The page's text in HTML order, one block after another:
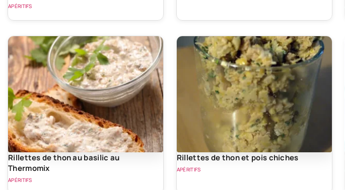
APÉRITIFS
Rillettes de thon au basilic au
Thermomix
APÉRITIFS
Rillettes de thon et pois chiches
APÉRITIFS